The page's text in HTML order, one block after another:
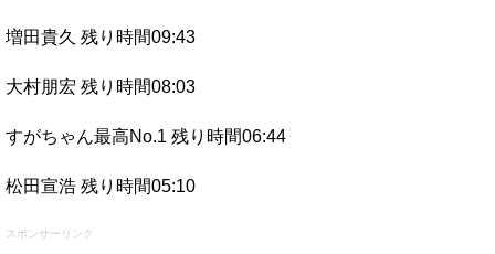
増田貴久 残り時間09:43
大村朋宏 残り時間08:03
すがちゃん最高No.1 残り時間06:44
松田宣浩 残り時間05:10
スポンサーリンク